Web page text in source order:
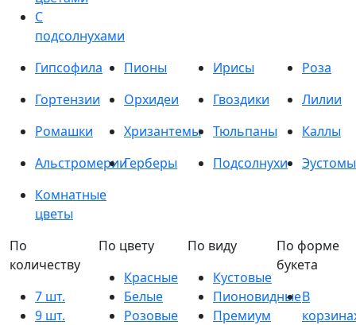
С
подсолнухами
Гипсофила
Пионы Ирисы
Роза
Гортензии
Орхидеи Гвоздики
Лилии
Ромашки
Хризантемы Тюльпаны
Каллы
АльстромерииГерберы Подсолнухи
Эустомы
Комнатные
цветы
По
количеству
7 шт.
9 шт.
По цвету
Красные
Белые
Розовые
По виду
Кустовые
Пионовидные
Премиум
По форме
букета
В